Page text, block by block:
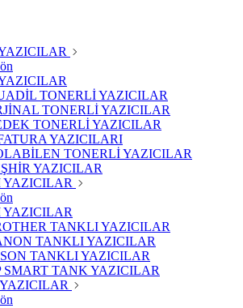
TONERLİ YAZICILAR
TONERLİ YAZICILAR
TONERLİ YAZICILAR
YAZICILARI
TONERLİ YAZICILAR
YAZICILAR
TANKLI YAZICILAR
TANKLI YAZICILAR
TANKLI YAZICILAR
SMART TANK YAZICILAR